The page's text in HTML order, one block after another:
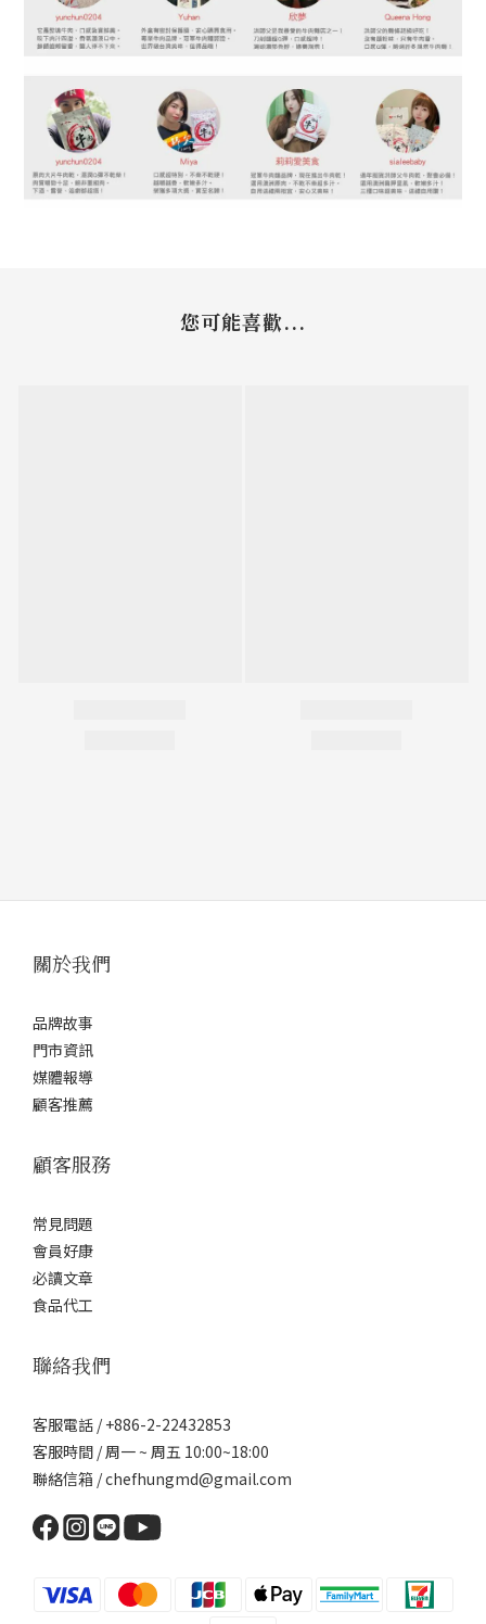
您可能喜歡...
關於我們
品牌故事
門市資訊
媒體報導
顧客推薦
顧客服務
常見問題
會員好康
必讀文章
食品代工
聯絡我們
客服電話 / +886-2-22432853
客服時間 / 周一 ~ 周五 10:00~18:00
聯絡信箱 / chefhungmd@gmail.com